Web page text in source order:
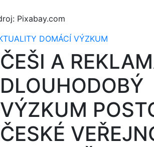
Pixabay.com
DOMÁCÍ VÝZKUM
ČEŠI A
DLOUHODOBÝ
VÝZKUM
ČESKÉ